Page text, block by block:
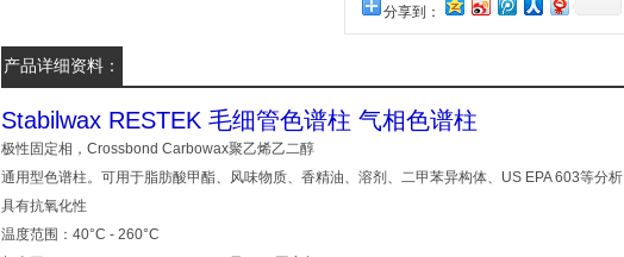
分享到：
产品详细资料：
Stabilwax RESTEK 毛细管色谱柱 气相色谱柱
极性固定相，Crossbond Carbowax聚乙烯乙二醇
通用型色谱柱。可用于脂肪酸甲酯、风味物质、香精油、溶剂、二甲苯异构体、US EPA 603等分析
具有抗氧化性
温度范围：40°C - 260°C